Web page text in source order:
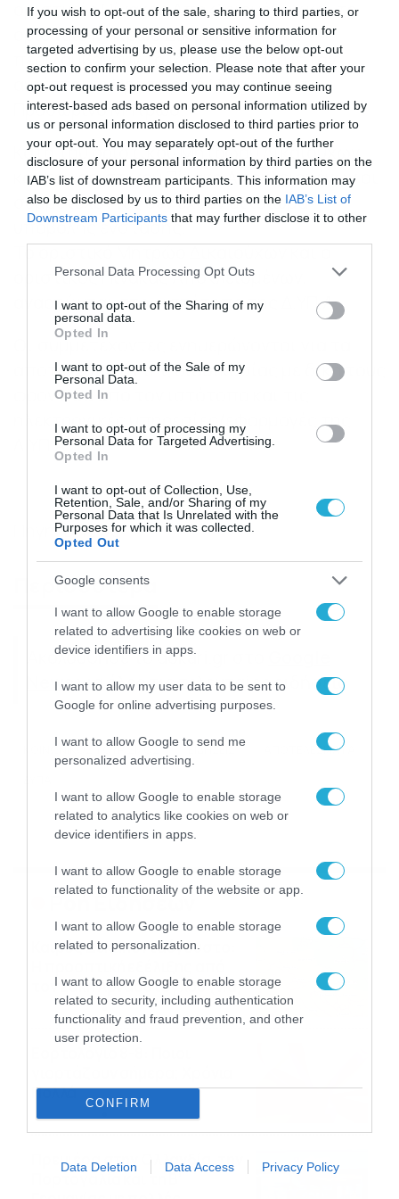
If you wish to opt-out of the sale, sharing to third parties, or
processing of your personal or sensitive information for
targeted advertising by us, please use the below opt-out
section to confirm your selection. Please note that after your
opt-out request is processed you may continue seeing
interest-based ads based on personal information utilized by
us or personal information disclosed to third parties prior to
your opt-out. You may separately opt-out of the further
disclosure of your personal information by third parties on the
IAB’s list of downstream participants. This information may
also be disclosed by us to third parties on the IAB’s List of
Downstream Participants that may further disclose it to other
Please note that this website/app uses one or more Google
not limited to your visit or usage behaviour. You may click to
grant or deny consent to Google and its third-party tags to
use your data for below specified purposes in below Google
consent section.
Personal Data Processing Opt Outs
I want to opt-out of the Sharing of my
personal data.
Opted In
I want to opt-out of the Sale of my
Personal Data.
Opted In
I want to opt-out of processing my
Personal Data for Targeted Advertising.
Opted In
I want to opt-out of Collection, Use,
Retention, Sale, and/or Sharing of my
Personal Data that Is Unrelated with the
Purposes for which it was collected.
Opted Out
Google consents
I want to allow Google to enable storage
related to advertising like cookies on web or
device identifiers in apps.
I want to allow my user data to be sent to
Google for online advertising purposes.
I want to allow Google to send me
personalized advertising.
I want to allow Google to enable storage
related to analytics like cookies on web or
device identifiers in apps.
I want to allow Google to enable storage
related to functionality of the website or app.
I want to allow Google to enable storage
related to personalization.
I want to allow Google to enable storage
related to security, including authentication
functionality and fraud prevention, and other
user protection.
CONFIRM
Data Deletion Data Access Privacy Policy
οριστικός Πίνακας Αποκλειομένων και το
οριστικό Μητρώο Δικαιούχων, που
περιλαμβάνουν τα ίδια στοιχεία με τον
αντίστοιχο Προσωρινό Πίνακα και το
Προσωρινό Μητρώο.
Κατά του οριστικού Μητρώου Δικαιούχων
και του οριστικού Πίνακα Αποκλειομένων οι
συμμετέχοντες δεν έχουν δικαίωμα
υποβολής ένστασης.
Το οριστικό Μητρώο Δικαιούχων και ο
οριστικός Πίνακας Αποκλειομένων,
αναρτώνται στον ιστότοπο της Δ.ΥΠ.Α.
Οι συμμετέχοντες ενημερώνονται για τα
αποτελέσματα της διαδικασίας με δική τους
φροντίδα από τον ιστότοπο και τις
ηλεκτρονικές υπηρεσίες/εφαρμογές της
Δ.ΥΠ.Α.
Πηγή: Dnews
Περισσότερα
Ακολούθησε το dokari.gr στο
Newsγια όλες τις τελευταίες ειδήσεις
ΚΟΙΝΩΝΙΚΟΣ ΤΟΥΡΙΣΜΟΣ ΕΙΔΗΣΕΙΣ
ΑΠΟΤΕΛΕΣΜΑΤΑ
Ροή Ειδήσεων
Καιρός Δεκαπενταύγουστο:
τον Σάκη Αρναούτογλου (vid)
08/08/2026 08:51
Πολλά
08/08/2026
Πρεμιέρα στην Ολλανδία, την
Πορτογαλία και τη Β’